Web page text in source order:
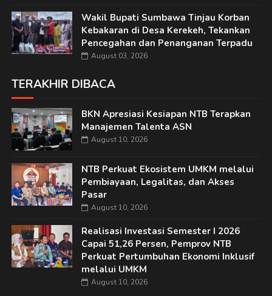
Wakil Bupati Sumbawa Tinjau Korban
Kebakaran di Desa Kerekeh, Tekankan
Pencegahan dan Penanganan Terpadu
August 03, 2026
TERAKHIR DIBACA
BKN Apresiasi Kesiapan NTB Terapkan
Manajemen Talenta ASN
August 10, 2026
NTB Perkuat Ekosistem UMKM melalui
Pembiayaan, Legalitas, dan Akses
Pasar
August 10, 2026
Realisasi Investasi Semester I 2026
Capai 51,26 Persen, Pemprov NTB
Perkuat Pertumbuhan Ekonomi Inklusif
melalui UMKM
August 10, 2026